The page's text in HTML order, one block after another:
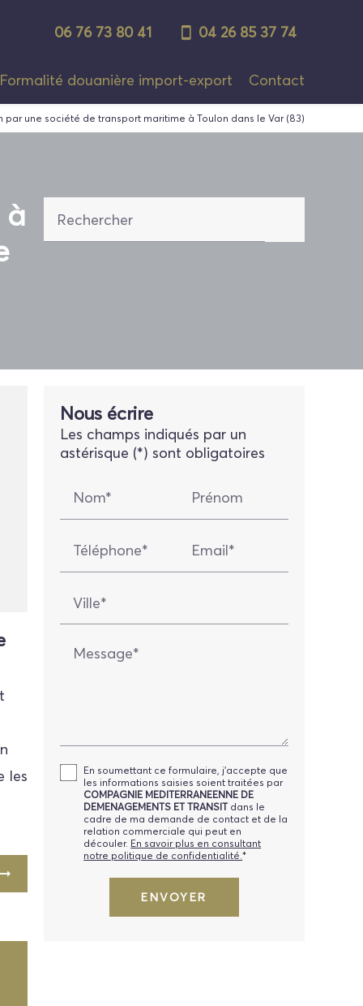
06 76 73 80 41 04 26 85 37 74
Formalité douanière import-export Contact
une société de transport maritime à Toulon dans le Var (83)
à
Rechercher
les
Nous écrire
Les champs indiqués par un
astérisque (*) sont obligatoires
Nom* Prénom
Téléphone* Email*
Ville*
Message*
En soumettant ce formulaire, j'accepte que
les informations saisies soient traitées par
COMPAGNIE MEDITERRANEENNE DE
DEMENAGEMENTS ET TRANSIT dans le
cadre de ma demande de contact et de la
relation commerciale qui peut en
découler. En savoir plus en consultant
notre politique de confidentialité.*